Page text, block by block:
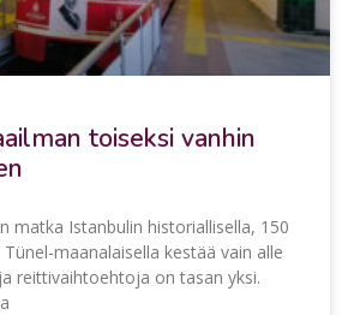
toiseksi vanhin
matka Istanbulin historiallisella, 150
maanalaisella kestää vain alle
reittivaihtoehtoja on tasan yksi.